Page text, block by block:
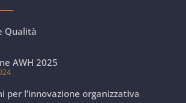
Qualità
AWH 2025
per l’innovazione organizzativa